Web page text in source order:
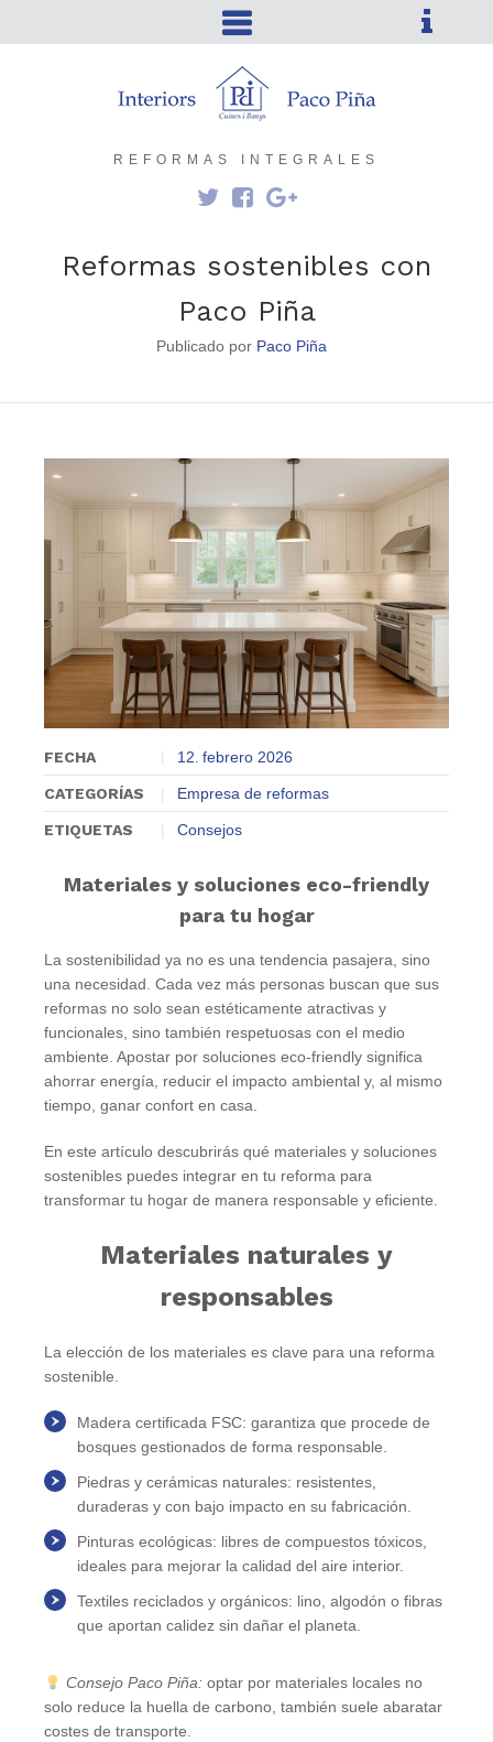
REFORMAS INTEGRALES
Reformas sostenibles con
Paco Piña
Publicado por Paco Piña
FECHA 12. febrero 2026
CATEGORÍAS Empresa de reformas
ETIQUETAS Consejos
Materiales y soluciones eco-friendly
para tu hogar
La sostenibilidad ya no es una tendencia pasajera, sino
una necesidad. Cada vez más personas buscan que sus
reformas no solo sean estéticamente atractivas y
funcionales, sino también respetuosas con el medio
ambiente. Apostar por soluciones eco-friendly significa
ahorrar energía, reducir el impacto ambiental y, al mismo
tiempo, ganar confort en casa.
En este artículo descubrirás qué materiales y soluciones
sostenibles puedes integrar en tu reforma para
transformar tu hogar de manera responsable y eficiente.
Materiales naturales y
responsables
La elección de los materiales es clave para una reforma
sostenible.
Madera certificada FSC: garantiza que procede de
bosques gestionados de forma responsable.
Piedras y cerámicas naturales: resistentes,
duraderas y con bajo impacto en su fabricación.
Pinturas ecológicas: libres de compuestos tóxicos,
ideales para mejorar la calidad del aire interior.
Textiles reciclados y orgánicos: lino, algodón o fibras
que aportan calidez sin dañar el planeta.
Consejo Paco Piña:optar por materiales locales no
solo reduce la huella de carbono, también suele abaratar
costes de transporte.